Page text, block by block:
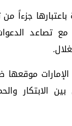
جزءاً
مع تصاعد
الإمارات
بين الابتكار